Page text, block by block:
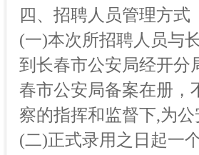
四、招聘人员管理方式
(一)本次所招聘人员与
到长春市公安局经开分
春市公安局备案在册，
察的指挥和监督下,为
(二)正式录用之日起一